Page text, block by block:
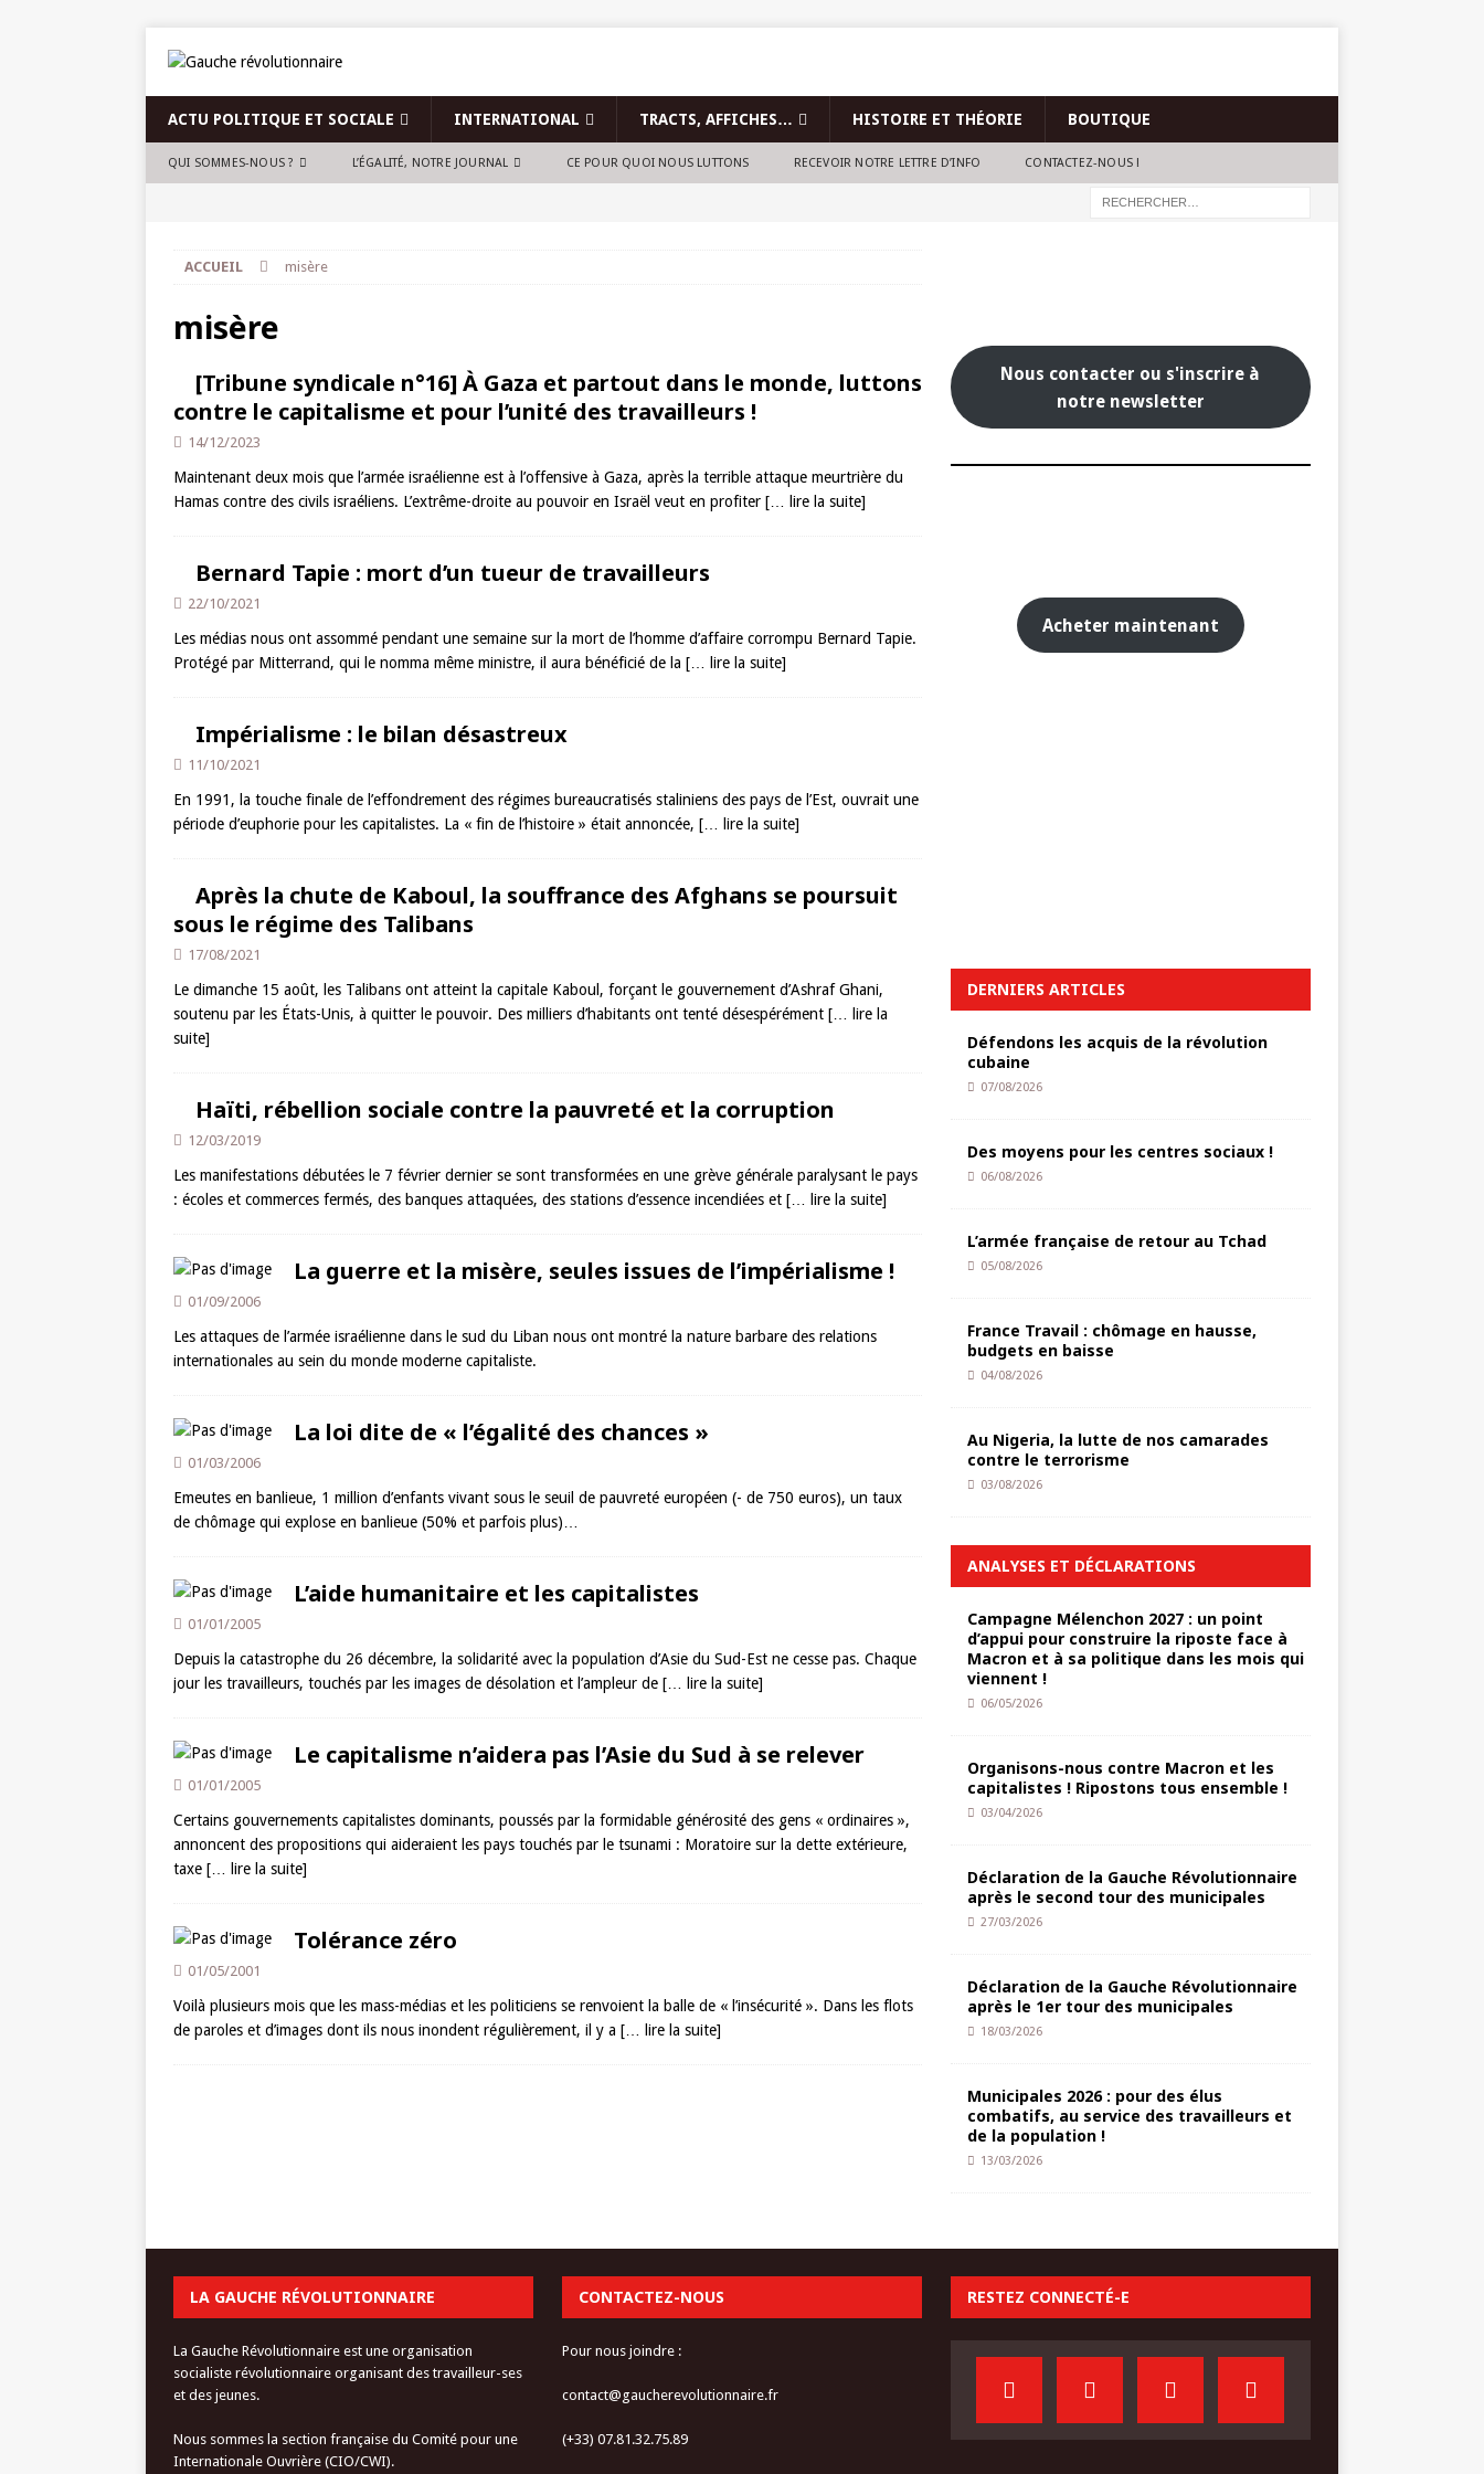
ACTU POLITIQUE ET SOCIALE INTERNATIONAL TRACTS, AFFICHES… HISTOIRE ET THÉORIE BOUTIQUE
QUI SOMMES-NOUS ? L’ÉGALITÉ, NOTRE JOURNAL CE POUR QUOI NOUS LUTTONS RECEVOIR NOTRE LETTRE D’INFO CONTACTEZ-NOUS !
ACCUEIL misère
misère
[Tribune syndicale n°16] À Gaza et partout dans le monde, luttons
contre le capitalisme et pour l’unité des travailleurs !
14/12/2023
Maintenant deux mois que l’armée israélienne est à l’offensive à Gaza, après la terrible attaque meurtrière du
Hamas contre des civils israéliens. L’extrême-droite au pouvoir en Israël veut en profiter [… lire la suite]
Bernard Tapie : mort d’un tueur de travailleurs
22/10/2021
Les médias nous ont assommé pendant une semaine sur la mort de l’homme d’affaire corrompu Bernard Tapie.
Protégé par Mitterrand, qui le nomma même ministre, il aura bénéficié de la [… lire la suite]
Impérialisme : le bilan désastreux
11/10/2021
En 1991, la touche finale de l’effondrement des régimes bureaucratisés staliniens des pays de l’Est, ouvrait une
période d’euphorie pour les capitalistes. La « fin de l’histoire » était annoncée, [… lire la suite]
Après la chute de Kaboul, la souffrance des Afghans se poursuit
sous le régime des Talibans
17/08/2021
Le dimanche 15 août, les Talibans ont atteint la capitale Kaboul, forçant le gouvernement d’Ashraf Ghani,
soutenu par les États-Unis, à quitter le pouvoir. Des milliers d’habitants ont tenté désespérément [… lire la
suite]
Haïti, rébellion sociale contre la pauvreté et la corruption
12/03/2019
Les manifestations débutées le 7 février dernier se sont transformées en une grève générale paralysant le pays
: écoles et commerces fermés, des banques attaquées, des stations d’essence incendiées et [… lire la suite]
La guerre et la misère, seules issues de l’impérialisme !
01/09/2006
Les attaques de l’armée israélienne dans le sud du Liban nous ont montré la nature barbare des relations
internationales au sein du monde moderne capitaliste.
La loi dite de « l’égalité des chances »
01/03/2006
Emeutes en banlieue, 1 million d’enfants vivant sous le seuil de pauvreté européen (- de 750 euros), un taux
de chômage qui explose en banlieue (50% et parfois plus)…
L’aide humanitaire et les capitalistes
01/01/2005
Depuis la catastrophe du 26 décembre, la solidarité avec la population d’Asie du Sud-Est ne cesse pas. Chaque
jour les travailleurs, touchés par les images de désolation et l’ampleur de [… lire la suite]
Le capitalisme n’aidera pas l’Asie du Sud à se relever
01/01/2005
Certains gouvernements capitalistes dominants, poussés par la formidable générosité des gens « ordinaires »,
annoncent des propositions qui aideraient les pays touchés par le tsunami : Moratoire sur la dette extérieure,
taxe [… lire la suite]
Tolérance zéro
01/05/2001
Voilà plusieurs mois que les mass-médias et les politiciens se renvoient la balle de « l’insécurité ». Dans les flots
de paroles et d’images dont ils nous inondent régulièrement, il y a [… lire la suite]
Nous contacter ou s'inscrire à
notre newsletter
Acheter maintenant
DERNIERS ARTICLES
Défendons les acquis de la révolution
cubaine
07/08/2026
Des moyens pour les centres sociaux !
06/08/2026
L’armée française de retour au Tchad
05/08/2026
France Travail : chômage en hausse,
budgets en baisse
04/08/2026
Au Nigeria, la lutte de nos camarades
contre le terrorisme
03/08/2026
ANALYSES ET DÉCLARATIONS
Campagne Mélenchon 2027 : un point
d’appui pour construire la riposte face à
Macron et à sa politique dans les mois qui
viennent !
06/05/2026
Organisons-nous contre Macron et les
capitalistes ! Ripostons tous ensemble !
03/04/2026
Déclaration de la Gauche Révolutionnaire
après le second tour des municipales
27/03/2026
Déclaration de la Gauche Révolutionnaire
après le 1er tour des municipales
18/03/2026
Municipales 2026 : pour des élus
combatifs, au service des travailleurs et
de la population !
13/03/2026
LA GAUCHE RÉVOLUTIONNAIRE
La Gauche Révolutionnaire est une organisation
socialiste révolutionnaire organisant des travailleur-ses
et des jeunes.
Nous sommes la section française du Comité pour une
Internationale Ouvrière (CIO/CWI).
CONTACTEZ-NOUS
Pour nous joindre :
contact@gaucherevolutionnaire.fr
(+33) 07.81.32.75.89
RESTEZ CONNECTÉ-E